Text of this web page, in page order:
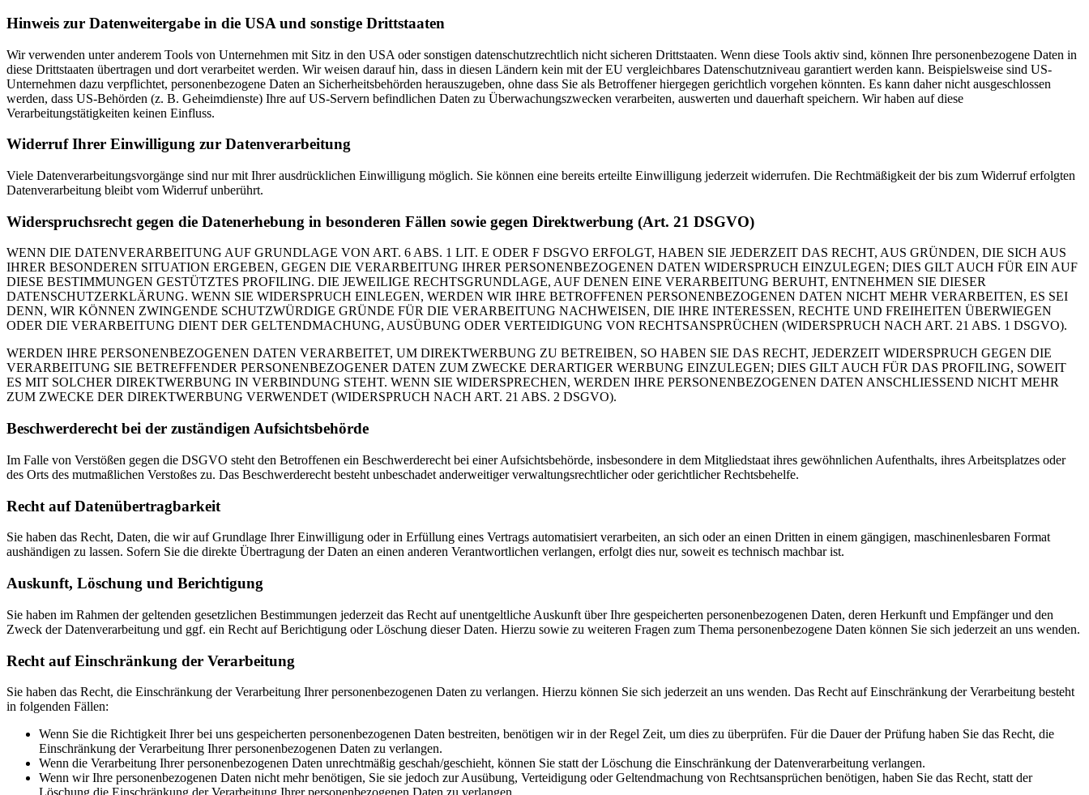
Hinweis zur Datenweitergabe in die USA und sonstige Drittstaaten
Wir verwenden unter anderem Tools von Unternehmen mit Sitz in den USA oder sonstigen datenschutzrechtlich nicht sicheren Drittstaaten. Wenn diese Tools aktiv sind, können Ihre personenbezogene Daten in
diese Drittstaaten übertragen und dort verarbeitet werden. Wir weisen darauf hin, dass in diesen Ländern kein mit der EU vergleichbares Datenschutzniveau garantiert werden kann. Beispielsweise sind US-
Unternehmen dazu verpflichtet, personenbezogene Daten an Sicherheitsbehörden herauszugeben, ohne dass Sie als Betroffener hiergegen gerichtlich vorgehen könnten. Es kann daher nicht ausgeschlossen
werden, dass US-Behörden (z. B. Geheimdienste) Ihre auf US-Servern befindlichen Daten zu Überwachungszwecken verarbeiten, auswerten und dauerhaft speichern. Wir haben auf diese
Verarbeitungstätigkeiten keinen Einfluss.
Widerruf Ihrer Einwilligung zur Datenverarbeitung
Viele Datenverarbeitungsvorgänge sind nur mit Ihrer ausdrücklichen Einwilligung möglich. Sie können eine bereits erteilte Einwilligung jederzeit widerrufen. Die Rechtmäßigkeit der bis zum Widerruf erfolgten
Datenverarbeitung bleibt vom Widerruf unberührt.
Widerspruchsrecht gegen die Datenerhebung in besonderen Fällen sowie gegen Direktwerbung (Art. 21 DSGVO)
WENN DIE DATENVERARBEITUNG AUF GRUNDLAGE VON ART. 6 ABS. 1 LIT. E ODER F DSGVO ERFOLGT, HABEN SIE JEDERZEIT DAS RECHT, AUS GRÜNDEN, DIE SICH AUS
IHRER BESONDEREN SITUATION ERGEBEN, GEGEN DIE VERARBEITUNG IHRER PERSONENBEZOGENEN DATEN WIDERSPRUCH EINZULEGEN; DIES GILT AUCH FÜR EIN AUF
DIESE BESTIMMUNGEN GESTÜTZTES PROFILING. DIE JEWEILIGE RECHTSGRUNDLAGE, AUF DENEN EINE VERARBEITUNG BERUHT, ENTNEHMEN SIE DIESER
DATENSCHUTZERKLÄRUNG. WENN SIE WIDERSPRUCH EINLEGEN, WERDEN WIR IHRE BETROFFENEN PERSONENBEZOGENEN DATEN NICHT MEHR VERARBEITEN, ES SEI
DENN, WIR KÖNNEN ZWINGENDE SCHUTZWÜRDIGE GRÜNDE FÜR DIE VERARBEITUNG NACHWEISEN, DIE IHRE INTERESSEN, RECHTE UND FREIHEITEN ÜBERWIEGEN
ODER DIE VERARBEITUNG DIENT DER GELTENDMACHUNG, AUSÜBUNG ODER VERTEIDIGUNG VON RECHTSANSPRÜCHEN (WIDERSPRUCH NACH ART. 21 ABS. 1 DSGVO).
WERDEN IHRE PERSONENBEZOGENEN DATEN VERARBEITET, UM DIREKTWERBUNG ZU BETREIBEN, SO HABEN SIE DAS RECHT, JEDERZEIT WIDERSPRUCH GEGEN DIE
VERARBEITUNG SIE BETREFFENDER PERSONENBEZOGENER DATEN ZUM ZWECKE DERARTIGER WERBUNG EINZULEGEN; DIES GILT AUCH FÜR DAS PROFILING, SOWEIT
ES MIT SOLCHER DIREKTWERBUNG IN VERBINDUNG STEHT. WENN SIE WIDERSPRECHEN, WERDEN IHRE PERSONENBEZOGENEN DATEN ANSCHLIESSEND NICHT MEHR
ZUM ZWECKE DER DIREKTWERBUNG VERWENDET (WIDERSPRUCH NACH ART. 21 ABS. 2 DSGVO).
Beschwerde­recht bei der zuständigen Aufsichts­behörde
Im Falle von Verstößen gegen die DSGVO steht den Betroffenen ein Beschwerderecht bei einer Aufsichtsbehörde, insbesondere in dem Mitgliedstaat ihres gewöhnlichen Aufenthalts, ihres Arbeitsplatzes oder
des Orts des mutmaßlichen Verstoßes zu. Das Beschwerderecht besteht unbeschadet anderweitiger verwaltungsrechtlicher oder gerichtlicher Rechtsbehelfe.
Recht auf Daten­übertrag­barkeit
Sie haben das Recht, Daten, die wir auf Grundlage Ihrer Einwilligung oder in Erfüllung eines Vertrags automatisiert verarbeiten, an sich oder an einen Dritten in einem gängigen, maschinenlesbaren Format
aushändigen zu lassen. Sofern Sie die direkte Übertragung der Daten an einen anderen Verantwortlichen verlangen, erfolgt dies nur, soweit es technisch machbar ist.
Auskunft, Löschung und Berichtigung
Sie haben im Rahmen der geltenden gesetzlichen Bestimmungen jederzeit das Recht auf unentgeltliche Auskunft über Ihre gespeicherten personenbezogenen Daten, deren Herkunft und Empfänger und den
Zweck der Datenverarbeitung und ggf. ein Recht auf Berichtigung oder Löschung dieser Daten. Hierzu sowie zu weiteren Fragen zum Thema personenbezogene Daten können Sie sich jederzeit an uns wenden.
Recht auf Einschränkung der Verarbeitung
Sie haben das Recht, die Einschränkung der Verarbeitung Ihrer personenbezogenen Daten zu verlangen. Hierzu können Sie sich jederzeit an uns wenden. Das Recht auf Einschränkung der Verarbeitung besteht
in folgenden Fällen:
Wenn Sie die Richtigkeit Ihrer bei uns gespeicherten personenbezogenen Daten bestreiten, benötigen wir in der Regel Zeit, um dies zu überprüfen. Für die Dauer der Prüfung haben Sie das Recht, die
Einschränkung der Verarbeitung Ihrer personenbezogenen Daten zu verlangen.
Wenn die Verarbeitung Ihrer personenbezogenen Daten unrechtmäßig geschah/geschieht, können Sie statt der Löschung die Einschränkung der Datenverarbeitung verlangen.
Wenn wir Ihre personenbezogenen Daten nicht mehr benötigen, Sie sie jedoch zur Ausübung, Verteidigung oder Geltendmachung von Rechtsansprüchen benötigen, haben Sie das Recht, statt der